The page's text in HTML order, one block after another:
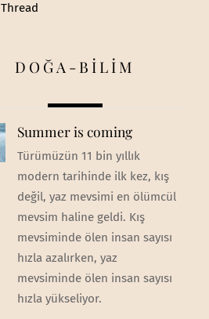
Thread
DOĞA-BİLİM
Summer is coming
Türümüzün 11 bin yıllık
modern tarihinde ilk kez, kış
değil, yaz mevsimi en ölümcül
mevsim haline geldi. Kış
mevsiminde ölen insan sayısı
hızla azalırken, yaz
mevsiminde ölen insan sayısı
hızla yükseliyor.